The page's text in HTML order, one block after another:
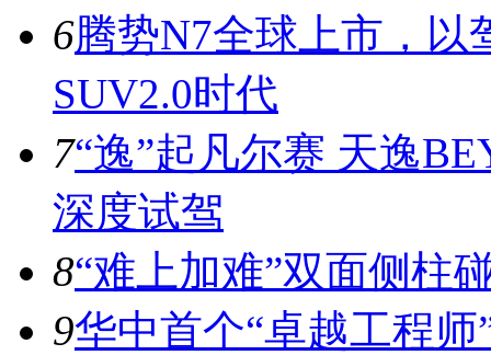
6腾势N7全球上市，以
SUV2.0时代
7“逸”起凡尔赛 天逸
深度试驾
8“难上加难”双面侧柱
9华中首个“卓越工程